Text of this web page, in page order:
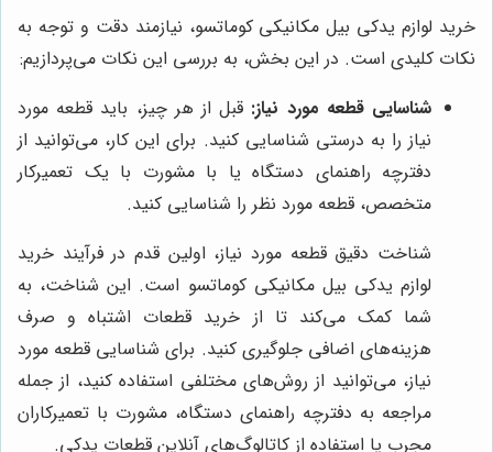
خرید لوازم یدکی بیل مکانیکی کوماتسو، نیازمند دقت و توجه به
نکات کلیدی است. در این بخش، به بررسی این نکات می‌پردازیم:
شناسایی قطعه مورد نیاز: قبل از هر چیز، باید قطعه مورد
نیاز را به درستی شناسایی کنید. برای این کار، می‌توانید از
دفترچه راهنمای دستگاه یا با مشورت با یک تعمیرکار
متخصص، قطعه مورد نظر را شناسایی کنید.
شناخت دقیق قطعه مورد نیاز، اولین قدم در فرآیند خرید
لوازم یدکی بیل مکانیکی کوماتسو است. این شناخت، به
شما کمک می‌کند تا از خرید قطعات اشتباه و صرف
هزینه‌های اضافی جلوگیری کنید. برای شناسایی قطعه مورد
نیاز، می‌توانید از روش‌های مختلفی استفاده کنید، از جمله
مراجعه به دفترچه راهنمای دستگاه، مشورت با تعمیرکاران
مجرب یا استفاده از کاتالوگ‌های آنلاین قطعات یدکی.